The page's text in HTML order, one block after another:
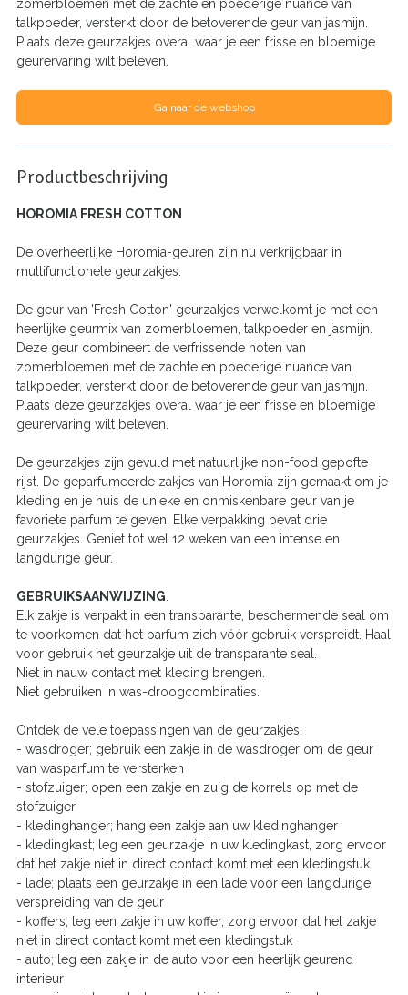
zomerbloemen met de zachte en poederige nuance van
talkpoeder, versterkt door de betoverende geur van jasmijn.
Plaats deze geurzakjes overal waar je een frisse en bloemige
geurervaring wilt beleven.
Ga naar de webshop
Productbeschrijving
HOROMIA FRESH COTTON
De overheerlijke Horomia-geuren zijn nu verkrijgbaar in
multifunctionele geurzakjes.
De geur van 'Fresh Cotton' geurzakjes verwelkomt je met een
heerlijke geurmix van zomerbloemen, talkpoeder en jasmijn.
Deze geur combineert de verfrissende noten van
zomerbloemen met de zachte en poederige nuance van
talkpoeder, versterkt door de betoverende geur van jasmijn.
Plaats deze geurzakjes overal waar je een frisse en bloemige
geurervaring wilt beleven.
De geurzakjes zijn gevuld met natuurlijke non-food gepofte
rijst. De geparfumeerde zakjes van Horomia zijn gemaakt om je
kleding en je huis de unieke en onmiskenbare geur van je
favoriete parfum te geven. Elke verpakking bevat drie
geurzakjes. Geniet tot wel 12 weken van een intense en
langdurige geur.
GEBRUIKSAANWIJZING:
Elk zakje is verpakt in een transparante, beschermende seal om
te voorkomen dat het parfum zich vóór gebruik verspreidt. Haal
voor gebruik het geurzakje uit de transparante seal.
Niet in nauw contact met kleding brengen.
Niet gebruiken in was-droogcombinaties.
Ontdek de vele toepassingen van de geurzakjes:
- wasdroger; gebruik een zakje in de wasdroger om de geur
van wasparfum te versterken
- stofzuiger; open een zakje en zuig de korrels op met de
stofzuiger
- kledinghanger; hang een zakje aan uw kledinghanger
- kledingkast; leg een geurzakje in uw kledingkast, zorg ervoor
dat het zakje niet in direct contact komt met een kledingstuk
- lade; plaats een geurzakje in een lade voor een langdurige
verspreiding van de geur
- koffers; leg een zakje in uw koffer, zorg ervoor dat het zakje
niet in direct contact komt met een kledingstuk
- auto; leg een zakje in de auto voor een heerlijk geurend
interieur